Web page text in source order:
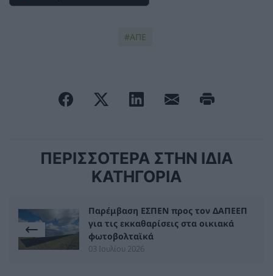
ΑΠΕ
ΠΕΡΙΣΣΟΤΕΡΑ ΣΤΗΝ ΙΔΙΑ
ΚΑΤΗΓΟΡΙΑ
Παρέμβαση ΕΣΠΕΝ προς τον ΔΑΠΕΕΠ
για τις εκκαθαρίσεις στα οικιακά
φωτοβολταϊκά
03 Ιουλίου 2026